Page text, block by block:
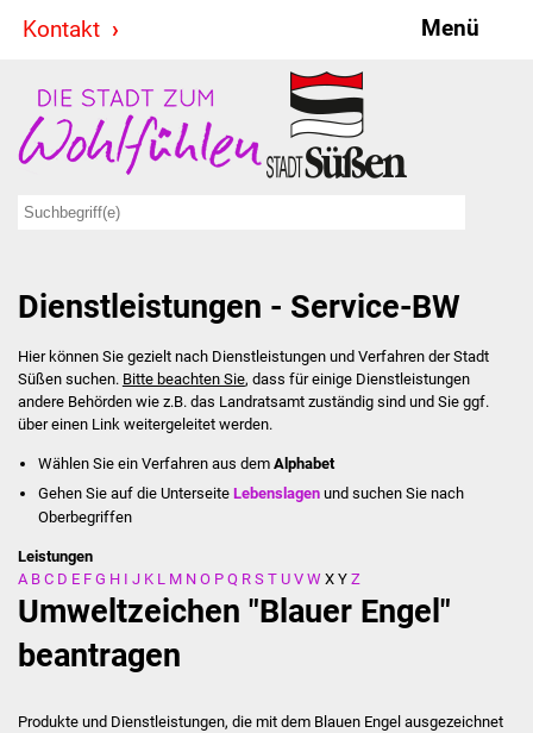
Kontakt Menü
Stadt & Politik
Bürgermeister
Ausschüsse
Ratsinformationssystem
Jugendbeirat
Summerrockfestival
Stadtverwaltung
Dienstleistungen - Service-BW
Hier können Sie gezielt nach Dienstleistungen und Verfahren der Stadt
Süßen suchen. Bitte beachten Sie, dass für einige Dienstleistungen
andere Behörden wie z.B. das Landratsamt zuständig sind und Sie ggf.
über einen Link weitergeleitet werden.
Wählen Sie ein Verfahren aus dem Alphabet
Gehen Sie auf die UnterseiteLebenslagen und suchen Sie nach
Oberbegriffen
Leistungen
A B C D E F G H I J K L M N O P Q R S T U V W X Y Z
Umweltzeichen "Blauer Engel"
beantragen
Produkte und Dienstleistungen, die mit dem Blauen Engel ausgezeichnet